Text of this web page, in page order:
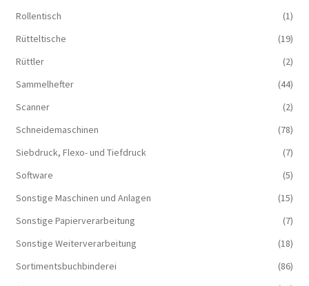
Rollentisch
(1)
Rütteltische
(19)
Rüttler
(2)
Sammelhefter
(44)
Scanner
(2)
Schneidemaschinen
(78)
Siebdruck, Flexo- und Tiefdruck
(7)
Software
(5)
Sonstige Maschinen und Anlagen
(15)
Sonstige Papierverarbeitung
(7)
Sonstige Weiterverarbeitung
(18)
Sortimentsbuchbinderei
(86)